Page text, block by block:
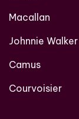
các loại
Macallan
Johnnie Walker
Camus
Courvoisier